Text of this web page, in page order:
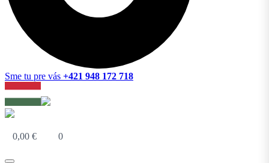
Sme tu pre vás +421 948 172 718
0,00 € 0